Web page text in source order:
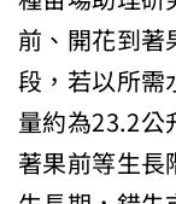
前、開花到
段，若以所
量約為23.2
著果前等生